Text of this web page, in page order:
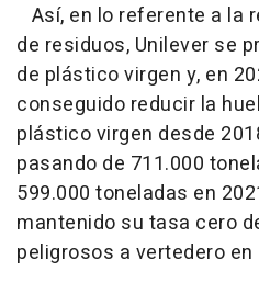
Así, en lo referente a la
de residuos, Unilever se
de plástico virgen y, en
conseguido reducir la
plástico virgen desde
pasando de 711.000
599.000 toneladas en
mantenido su tasa cero
peligrosos a vertedero